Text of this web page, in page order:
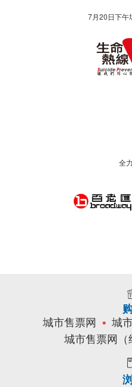
7月20日下午
全
城市售票网
城
城市售票网（